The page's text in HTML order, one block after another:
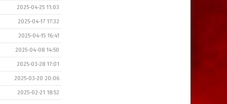
2025-04-25 11:03
2025-04-17 17:32
2025-04-15 16:41
2025-04-08 14:50
2025-03-28 17:01
2025-03-20 20:06
2025-02-21 18:52